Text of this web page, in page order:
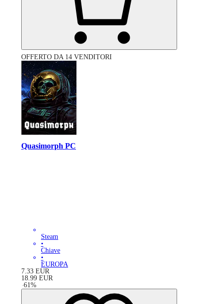
OFFERTO DA 14 VENDITORI
Quasimorph PC
Steam
•
Chiave
•
EUROPA
7.33 EUR
18.99 EUR
-61%